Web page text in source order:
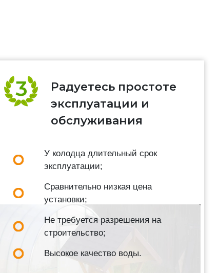
Радуетесь простоте
эксплуатации и
обслуживания
У колодца длительный срок
эксплуатации;
Сравнительно низкая цена
установки;
Не требуется разрешения на
строительство;
Высокое качество воды.